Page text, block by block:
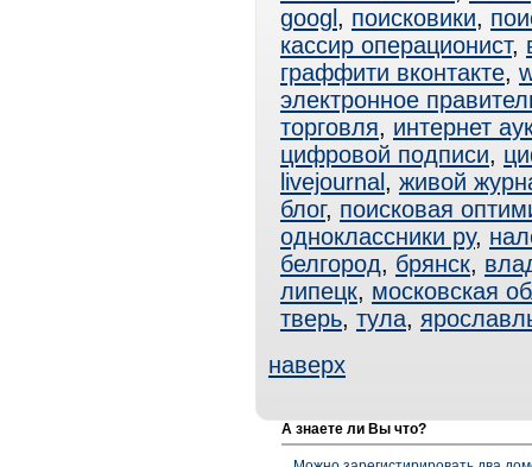
googl , поисковики,
кассир операционист,
граффити вконтакте,
электронное
торговля, интернет
цифровой подписи,
livejournal , живой
блог, поисковая
одноклассники ру,
белгород, брянск,
липецк, московская
тверь, тула,
наверх
А знаете ли Вы что?